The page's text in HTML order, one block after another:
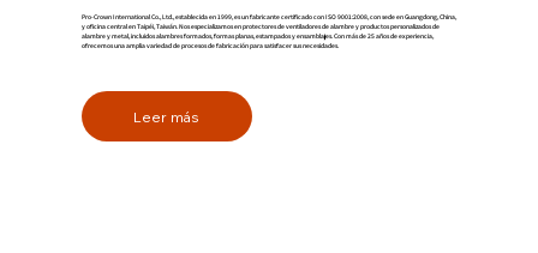
Pro-Crown International Co., Ltd., establecida en 1999, es un fabricante certificado con ISO 9001:2008, con sede en Guangdong, China,
y oficina central en Taipéi, Taiwán. Nos especializamos en protectores de ventiladores de alambre y productos personalizados de
alambre y metal, incluidos alambres formados, formas planas, estampados y ensamblajes. Con más de 25 años de experiencia,
ofrecemos una amplia variedad de procesos de fabricación para satisfacer sus necesidades.
Leer más